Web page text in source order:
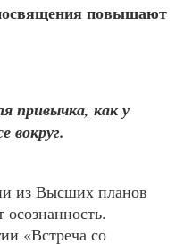
повышают
привычка, как у
вокруг.
из Высших планов
«Встреча со